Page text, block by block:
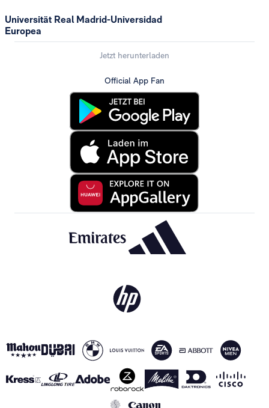
Universität Real Madrid-Universidad
Europea
Jetzt herunterladen
Official App Fan